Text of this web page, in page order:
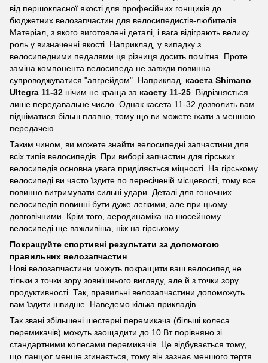
від першокласної якості для професійних гонщиків до
бюджетних велозапчастин для велосипедистів-любителів.
Матеріал, з якого виготовлені деталі, і вага відіграють велику
роль у визначенні якості. Наприклад, у випадку з
велосипедними педалями ця різниця досить помітна. Проте
заміна компонента велосипеда не завжди повинна
супроводжуватися "апгрейдом". Наприклад, касета Shimano
Ultegra 11-32 нічим не краща за касету 11-25 . Відрізняється
лише передавальне число. Однак касета 11-32 дозволить вам
підніматися більш плавно, тому що ви можете їхати з меншою
передачею.
Таким чином, ви можете знайти велосипедні запчастини для
всіх типів велосипедів. При виборі запчастин для гірських
велосипедів основна увага приділяється міцності. На гірському
велосипеді ви часто їздите по пересіченій місцевості, тому все
повинно витримувати сильні удари. Деталі для гоночних
велосипедів повинні бути дуже легкими, але при цьому
довговічними. Крім того, аеродинаміка на шосейному
велосипеді ще важливіша, ніж на гірському.
Покращуйте спортивні результати за допомогою
правильних велозапчастин
Нові велозапчастини можуть покращити ваш велосипед не
тільки з точки зору зовнішнього вигляду, але й з точки зору
продуктивності. Так, правильні велозапчастини допоможуть
вам їздити швидше. Наведемо кілька прикладів.
Так звані збільшені шестерні перемикача (більші колеса
перемикачів) можуть заощадити до 10 Вт порівняно зі
стандартними колесами перемикачів. Це відбувається тому,
що ланцюг менше згинається, тому він зазнає меншого тертя.